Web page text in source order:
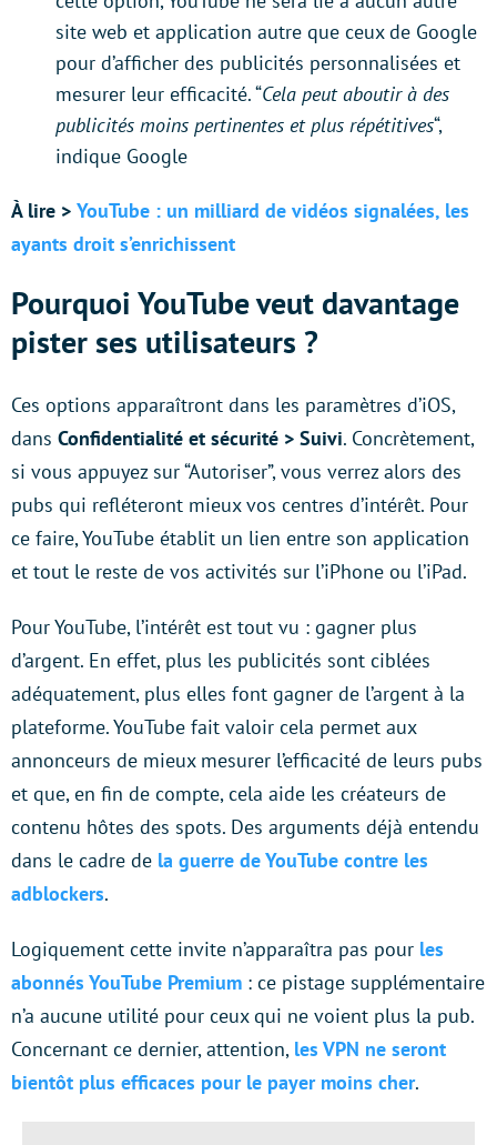
site web et application autre que ceux de Google
pour d’afficher des publicités personnalisées et
mesurer leur efficacité. “Cela peut aboutir à des
publicités moins pertinentes et plus répétitives“,
indique Google
À lire > YouTube : un milliard de vidéos signalées, les
ayants droit s’enrichissent
Pourquoi YouTube veut davantage
pister ses utilisateurs ?
Ces options apparaîtront dans les paramètres d’iOS,
dans Confidentialité et sécurité > Suivi. Concrètement,
si vous appuyez sur “Autoriser”, vous verrez alors des
pubs qui refléteront mieux vos centres d’intérêt. Pour
ce faire, YouTube établit un lien entre son application
et tout le reste de vos activités sur l’iPhone ou l’iPad.
Pour YouTube, l’intérêt est tout vu : gagner plus
d’argent. En effet, plus les publicités sont ciblées
adéquatement, plus elles font gagner de l’argent à la
plateforme. YouTube fait valoir cela permet aux
annonceurs de mieux mesurer l’efficacité de leurs pubs
et que, en fin de compte, cela aide les créateurs de
contenu hôtes des spots. Des arguments déjà entendu
dans le cadre de la guerre de YouTube contre les
adblockers.
Logiquement cette invite n’apparaîtra pas pour les
abonnés YouTube Premium : ce pistage supplémentaire
n’a aucune utilité pour ceux qui ne voient plus la pub.
Concernant ce dernier, attention, les VPN ne seront
bientôt plus efficaces pour le payer moins cher.